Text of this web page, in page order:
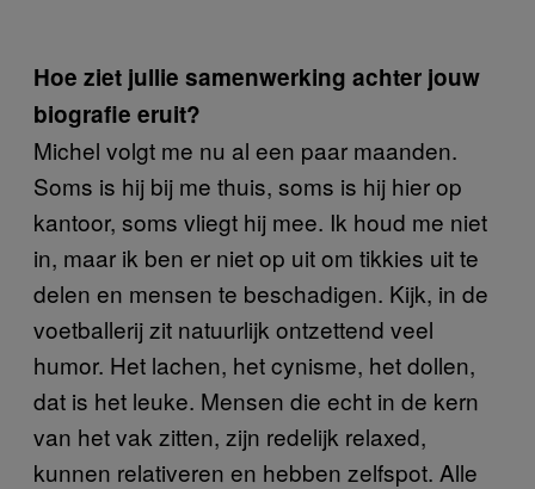
Hoe ziet jullie samenwerking achter jouw
biografie eruit?
Michel volgt me nu al een paar maanden.
Soms is hij bij me thuis, soms is hij hier op
kantoor, soms vliegt hij mee. Ik houd me niet
in, maar ik ben er niet op uit om tikkies uit te
delen en mensen te beschadigen. Kijk, in de
voetballerij zit natuurlijk ontzettend veel
humor. Het lachen, het cynisme, het dollen,
dat is het leuke. Mensen die echt in de kern
van het vak zitten, zijn redelijk relaxed,
kunnen relativeren en hebben zelfspot. Alle